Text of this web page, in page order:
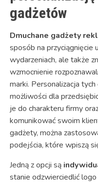
gadżetów
Dmuchane gadżety
sposób na przyciągnięcie
wydarzeniach, ale także
wzmocnienie
marki. Personalizacja
możliwości dla
je do charakteru firmy
komunikować swoim
gadżety, można
podejścia, które wpiszą
Jedną z opcji są
stanie odzwierciedlić